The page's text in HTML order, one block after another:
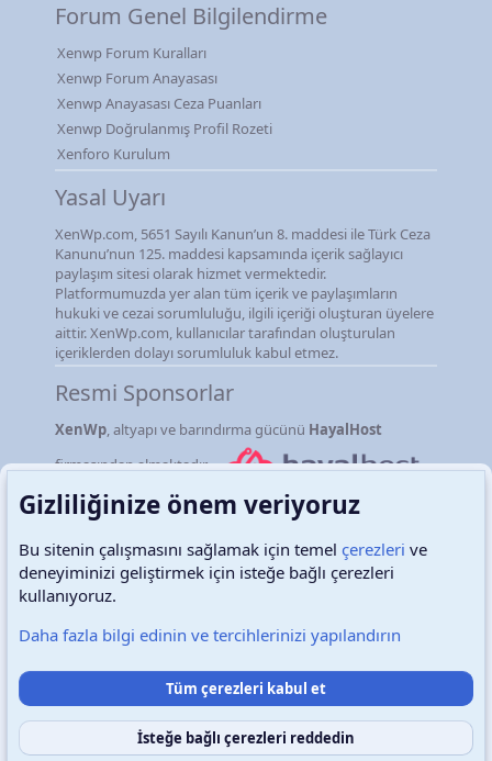
Forum Genel Bilgilendirme
Xenwp Forum Kuralları
Xenwp Forum Anayasası
Xenwp Anayasası Ceza Puanları
Xenwp Doğrulanmış Profil Rozeti
Xenforo Kurulum
Yasal Uyarı
XenWp.com, 5651 Sayılı Kanun’un 8. maddesi ile Türk Ceza
Kanunu’nun 125. maddesi kapsamında içerik sağlayıcı
paylaşım sitesi olarak hizmet vermektedir.
Platformumuzda yer alan tüm içerik ve paylaşımların
hukuki ve cezai sorumluluğu, ilgili içeriği oluşturan üyelere
aittir. XenWp.com, kullanıcılar tarafından oluşturulan
içeriklerden dolayı sorumluluk kabul etmez.
Resmi Sponsorlar
XenWp, altyapı ve barındırma gücünü HayalHost
firmasından almaktadır.
Türkçe (TR) Çerezler
Destek talepleri Bize ulaşın Şartlar ve kurallar
Gizlilik politikası Yardım Ana sayfa
S
Copyright © 2026 XenWp Telif Hakları Saklıdır
Gizliliğinize önem veriyoruz
Bu sitenin çalışmasını sağlamak için temel çerezleri ve
deneyiminizi geliştirmek için isteğe bağlı çerezleri
kullanıyoruz.
Daha fazla bilgi edinin ve tercihlerinizi yapılandırın
Tüm çerezleri kabul et
İsteğe bağlı çerezleri reddedin